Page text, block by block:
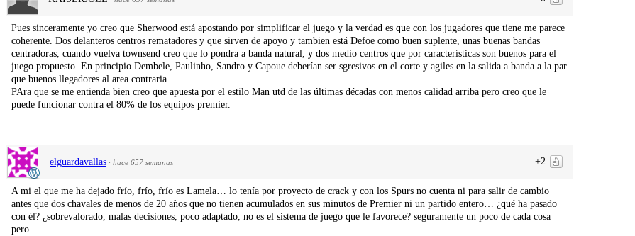
Pues sinceramente yo creo que Sherwood está apostando por simplificar el juego y la verdad es que con los jugadores que tiene me parece
coherente. Dos delanteros centros rematadores y que sirven de apoyo y tambien está Defoe como buen suplente, unas buenas bandas
centradoras, cuando vuelva townsend creo que lo pondra a banda natural, y dos medio centros que por características son buenos para el
juego propuesto. En principio Dembele, Paulinho, Sandro y Capoue deberían ser sgresivos en el corte y agiles en la salida a banda a la par
que buenos llegadores al area contraria.
PAra que se me entienda bien creo que apuesta por el estilo Man utd de las últimas décadas con menos calidad arriba pero creo que le
puede funcionar contra el 80% de los equipos premier.
+2
elguardavallas · hace 657 semanas
A mi el que me ha dejado frío, frío, frío es Lamela… lo tenía por proyecto de crack y con los Spurs no cuenta ni para salir de cambio
antes que dos chavales de menos de 20 años que no tienen acumulados en sus minutos de Premier ni un partido entero… ¿qué ha pasado
con él? ¿sobrevalorado, malas decisiones, poco adaptado, no es el sistema de juego que le favorece? seguramente un poco de cada cosa
pero...